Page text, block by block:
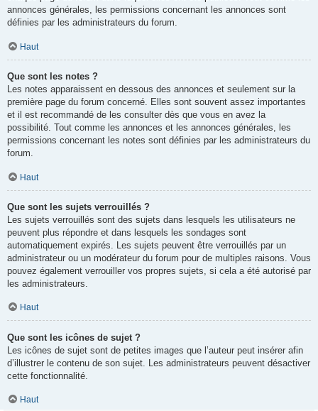
annonces générales, les permissions concernant les annonces sont
définies par les administrateurs du forum.
Haut
Que sont les notes ?
Les notes apparaissent en dessous des annonces et seulement sur la
première page du forum concerné. Elles sont souvent assez importantes
et il est recommandé de les consulter dès que vous en avez la
possibilité. Tout comme les annonces et les annonces générales, les
permissions concernant les notes sont définies par les administrateurs du
forum.
Haut
Que sont les sujets verrouillés ?
Les sujets verrouillés sont des sujets dans lesquels les utilisateurs ne
peuvent plus répondre et dans lesquels les sondages sont
automatiquement expirés. Les sujets peuvent être verrouillés par un
administrateur ou un modérateur du forum pour de multiples raisons. Vous
pouvez également verrouiller vos propres sujets, si cela a été autorisé par
les administrateurs.
Haut
Que sont les icônes de sujet ?
Les icônes de sujet sont de petites images que l’auteur peut insérer afin
d’illustrer le contenu de son sujet. Les administrateurs peuvent désactiver
cette fonctionnalité.
Haut